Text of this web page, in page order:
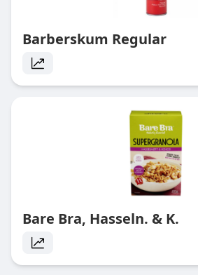
Barberskum Regular
Bare Bra, Hasseln. & K.